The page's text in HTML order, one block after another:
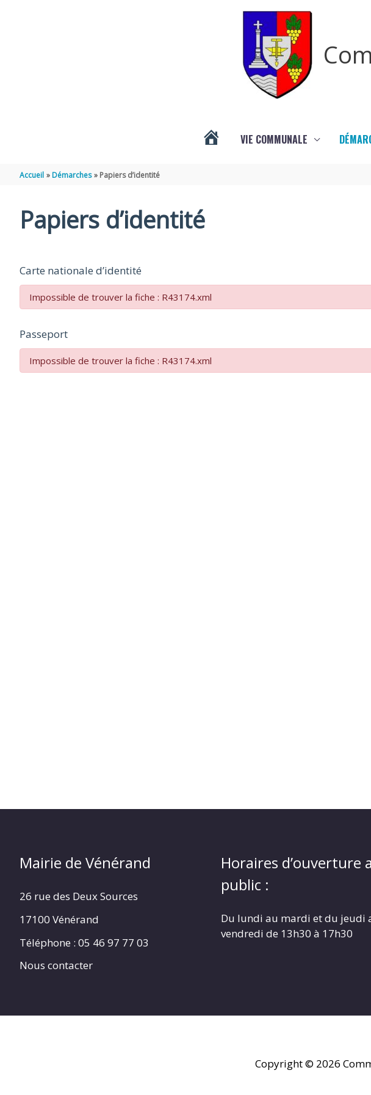
VIE COMMUNALE
Accueil Démarches Papiers d’identité
Papiers d’identité
Carte nationale d’identité
Impossible de trouver la fiche : R43174.xml
Passeport
Impossible de trouver la fiche : R43174.xml
Mairie de Vénérand
26 rue des Deux Sources
17100 Vénérand
Téléphone : 05 46 97 77 03
Nous contacter
Horaires d’ouverture
public :
Du lundi au mardi et du jeudi
vendredi de 13h30 à 17h30
Copyright © 2026